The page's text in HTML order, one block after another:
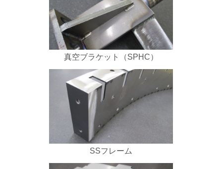
真空ブラケット（SPHC）
SSフレーム